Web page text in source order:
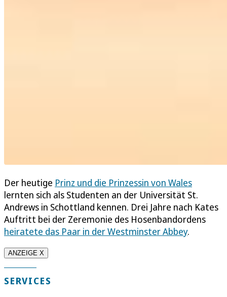
Der heutige Prinz und die Prinzessin von Wales
lernten sich als Studenten an der Universität St.
Andrews in Schottland kennen. Drei Jahre nach Kates
Auftritt bei der Zeremonie des Hosenbandordens
heiratete das Paar in der Westminster Abbey.
ANZEIGE X
SERVICES